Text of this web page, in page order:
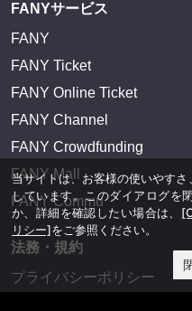
FANYサービス
FANY
FANY Ticket
FANY Online Ticket
FANY Channel
FANY Crowdfunding
FANY Mall
FANY Commu
法務・規約
プライバシーポリシー
当サイトは、お客様の使いやす
しています。このダイアログを
か、詳細を確認したい場合は、
リシー]をご参照ください。